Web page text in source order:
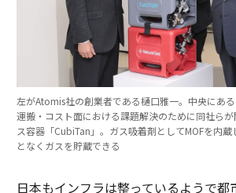
左がAtomis社の創業者である樋口雅一。中央にあ
運搬・コスト面における課題解決のために同社ら
ス容器「CubiTan」。ガス吸着剤としてMOFを内
となくガスを貯蔵できる
日本もインフラは整っているようで都